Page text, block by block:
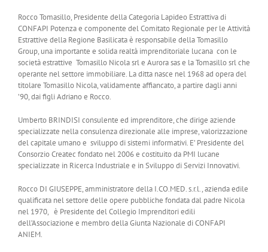
Rocco Tomasillo, Presidente della Categoria Lapideo Estrattiva di
CONFAPI Potenza e componente del Comitato Regionale per le Attività
Estrattive della Regione Basilicata è responsabile della Tomasillo
Group, una importante e solida realtà imprenditoriale lucana con le
società estrattive Tomasillo Nicola srl e Aurora sas e la Tomasillo srl che
operante nel settore immobiliare. La ditta nasce nel 1968 ad opera del
titolare Tomasillo Nicola, validamente affiancato, a partire dagli anni
’90, dai figli Adriano e Rocco.
Umberto BRINDISI consulente ed imprenditore, che dirige aziende
specializzate nella consulenza direzionale alle imprese, valorizzazione
del capitale umano e sviluppo di sistemi informativi. E’ Presidente del
Consorzio Createc fondato nel 2006 e costituito da PMI lucane
specializzate in Ricerca Industriale e in Sviluppo di Servizi Innovativi.
Rocco DI GIUSEPPE, amministratore della I.CO.MED. s.r.l., azienda edile
qualificata nel settore delle opere pubbliche fondata dal padre Nicola
nel 1970, è Presidente del Collegio Imprenditori edili
dell’Associazione e membro della Giunta Nazionale di CONFAPI
ANIEM.